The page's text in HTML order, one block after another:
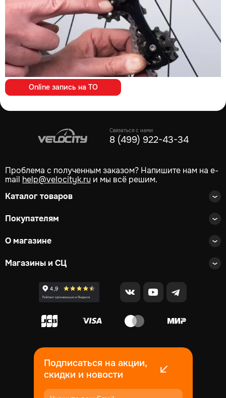
Online запись на ТО
Связаться с нами
8 (499) 922-43-34
Проблема с полученным заказом? Напишите нам на e-
mail help@velocityk.ru и мы всё решим.
Каталог товаров
Покупателям
О магазине
Магазины и СЦ
Подписаться на акции,
скидки и новости